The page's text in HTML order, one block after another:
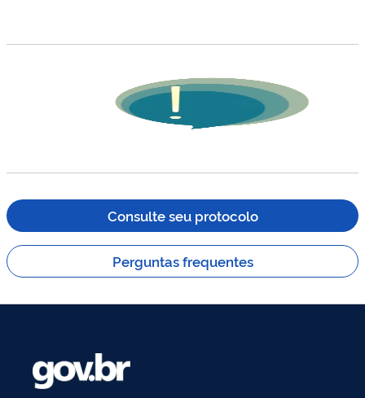
Consulte seu protocolo
Perguntas frequentes